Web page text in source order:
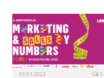
03.07.2023 0